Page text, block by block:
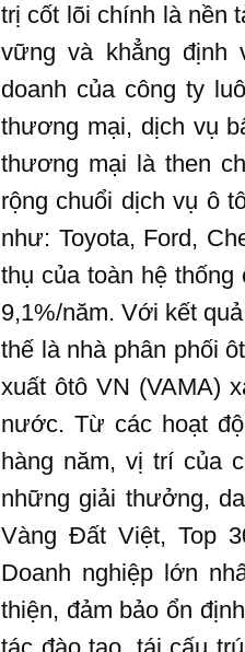
trị cốt lõi chính là nền
vững và khẳng định
doanh của công ty
thương mại, dịch vụ
thương mại là then
rộng chuổi dịch vụ ô
như: Toyota, Ford,
thụ của toàn hệ
9,1%/năm. Với kết
thế là nhà phân phối
xuất ôtô VN (VAMA)
nước. Từ các hoạt
hàng năm, vị trí của
những giải thưởng,
Vàng Đất Việt, Top
Doanh nghiệp lớn
thiện, đảm bảo ổn